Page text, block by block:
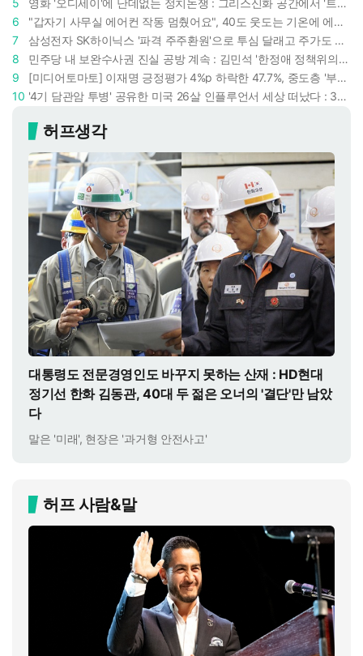
6
"갑자기 사무실 에어컨 작동 멈췄어요", 40도 웃도는 기온에 에어컨도 숨이 찬다
7
삼성전자 SK하이닉스 '파격 주주환원'으로 투심 달래고 주가도 받칠까, 100조 넘는 추가 배당 재원에 쏠리는 눈
8
민주당 내 보완수사권 진실 공방 계속 : 김민석 '한정애 정책위의장' 발언 근거로 내세우자 사무총장 지낸 조승래 반박
9
[미디어토마토] 이재명 긍정평가 4%p 하락한 47.7%, 중도층 '부정 49.7% vs 긍정 42.9%'
10
'4기 담관암 투병' 공유한 미국 26살 인플루언서 세상 떠났다 : 3년간 보여준 희망과 용기
허프생각
대통령도 전문경영인도 바꾸지 못하는 산재 : HD현대
정기선 한화 김동관, 40대 두 젊은 오너의 '결단'만 남았
다
말은 '미래', 현장은 '과거형 안전사고'
허프 사람&말